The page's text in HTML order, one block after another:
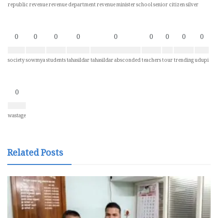
republicrevenuerevenue departmentrevenue ministerschoolsenior citizensilver
0
society
0
sowmya
0
students
0
tahasildar
0
tahasildar absconded
0
teachers
0
tour
0
trending
0
udupi
0
wastage
Related Posts